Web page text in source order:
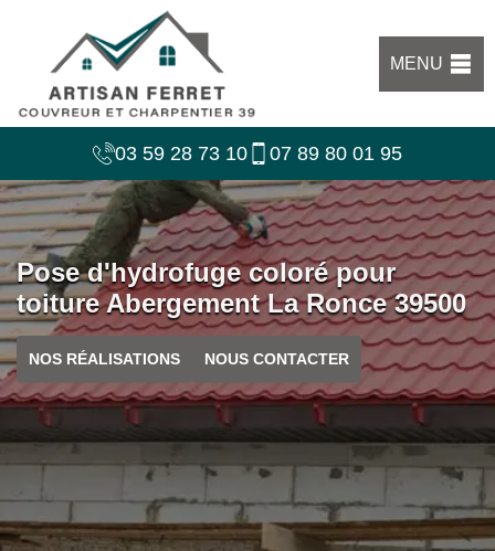
MENU
03 59 28 73 10 07 89 80 01 95
Pose d'hydrofuge coloré pour
toiture Abergement La Ronce 39500
NOS RÉALISATIONS NOUS CONTACTER